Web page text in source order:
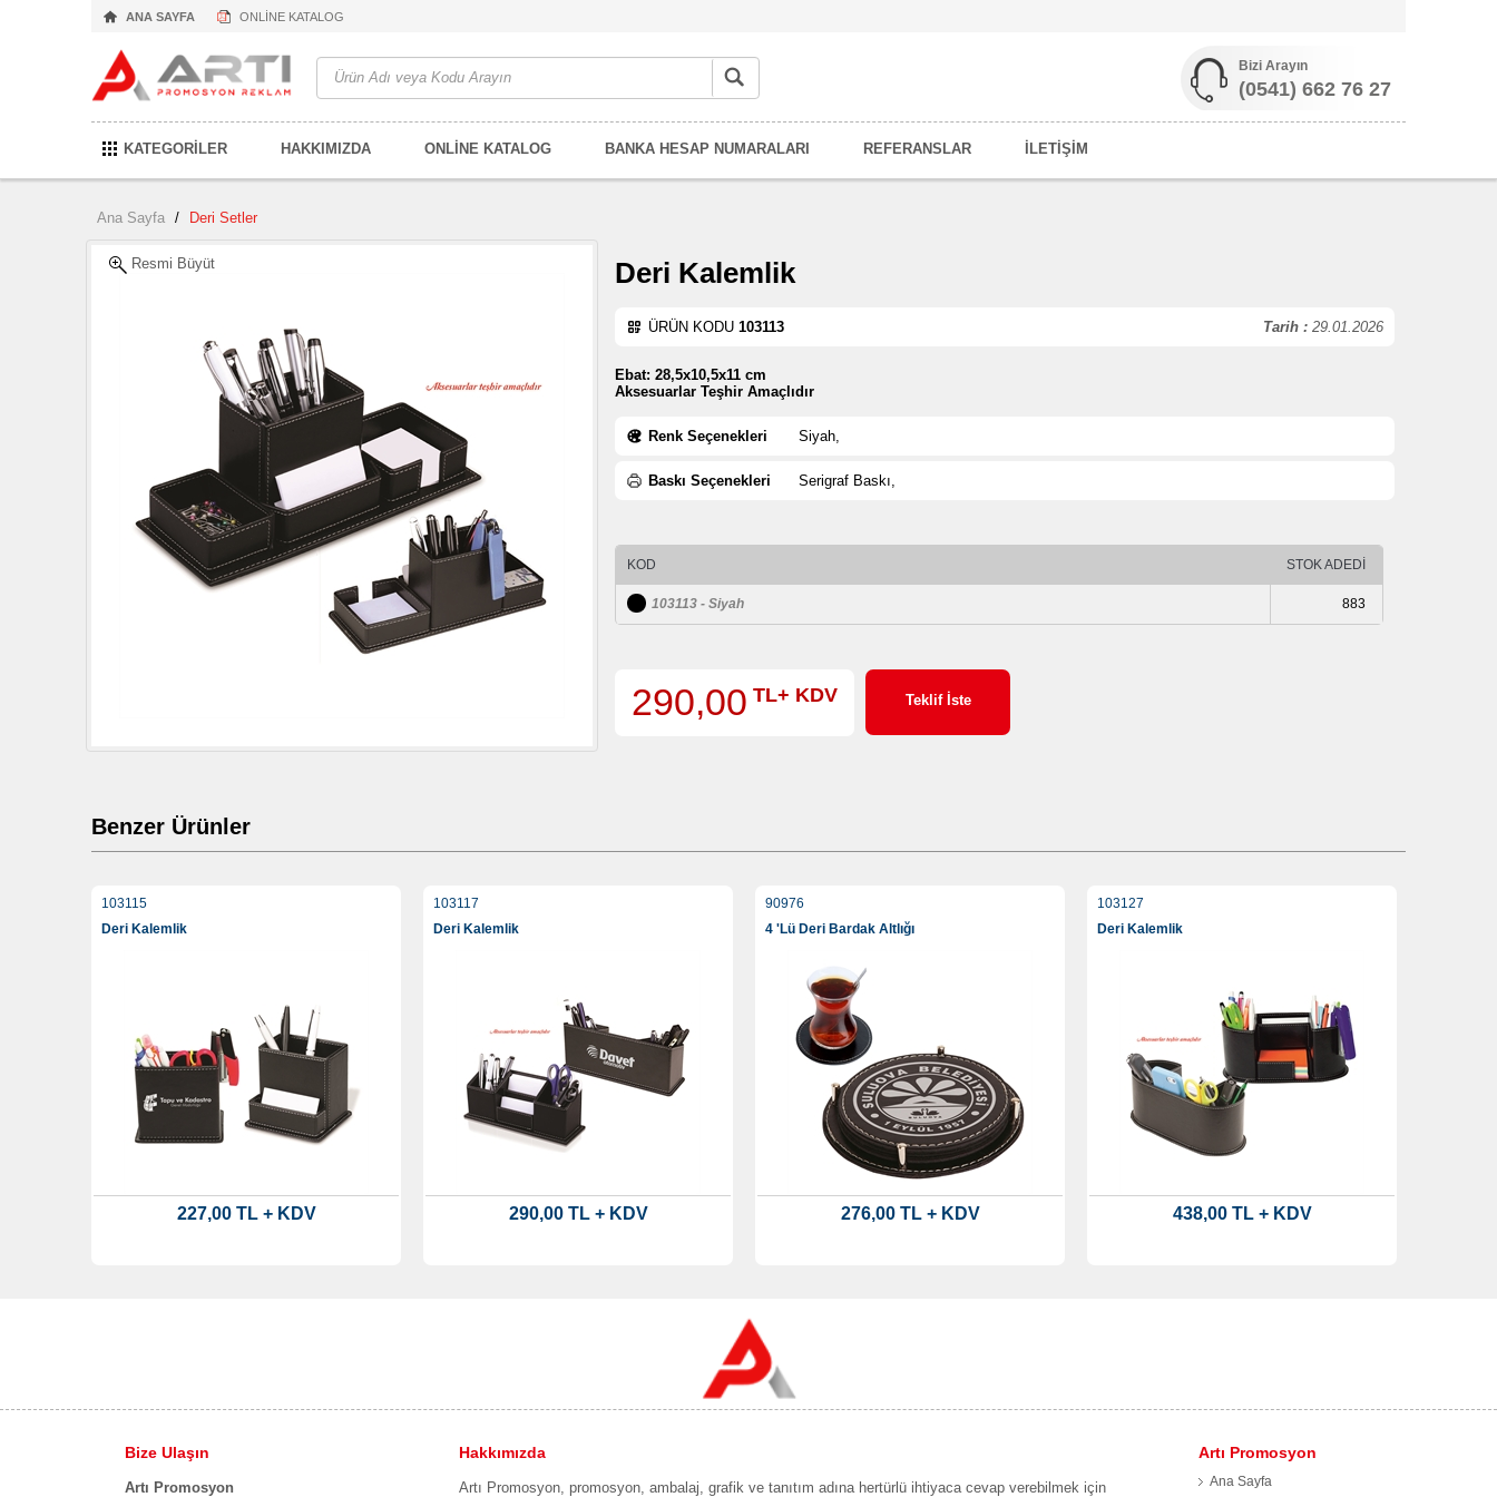
ANA SAYFA ONLİNE KATALOG
Bizi Arayın
(0541) 662 76 27
KATEGORİLER HAKKIMIZDA ONLİNE KATALOG BANKA HESAP NUMARALARI REFERANSLAR İLETİŞİM
Ana Sayfa / Deri Setler
Resmi Büyüt Deri Kalemlik
Tarih : 29.01.2026
ÜRÜN KODU 103113
Ebat: 28,5x10,5x11 cm
Aksesuarlar Teşhir Amaçlıdır
Renk Seçenekleri Siyah,
Baskı Seçenekleri Serigraf Baskı,
KOD STOK ADEDİ
103113 - Siyah 883
290,00 TL+ KDV Teklif İste
Benzer Ürünler
103115
Deri Kalemlik
227,00 TL + KDV
103117
Deri Kalemlik
290,00 TL + KDV
90976
4 'Lü Deri Bardak Altlığı
276,00 TL + KDV
103127
Deri Kalemlik
438,00 TL + KDV
Bize Ulaşın
Artı Promosyon
Hakkımızda
Artı Promosyon, promosyon, ambalaj, grafik ve tanıtım adına hertürlü ihtiyaca cevap verebilmek için
Artı Promosyon
Ana Sayfa